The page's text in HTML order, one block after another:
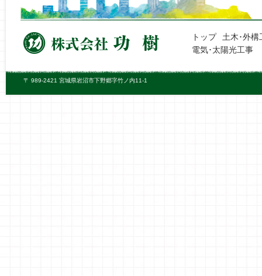
トップ
土木･外構
電気･太陽光工事
〒 989-2421 宮城県岩沼市下野郷字竹ノ内11-1